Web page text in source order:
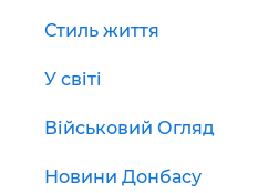
Стиль життя
У світі
Військовий Огляд
Новини Донбасу